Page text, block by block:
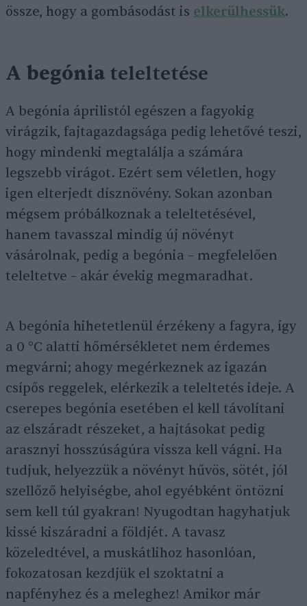
össze, hogy a gombásodást is elkerülhessük.
A begónia teleltetése
A begónia áprilistól egészen a fagyokig
virágzik, fajtagazdagsága pedig lehetővé teszi,
hogy mindenki megtalálja a számára
legszebb virágot. Ezért sem véletlen, hogy
igen elterjedt dísznövény. Sokan azonban
mégsem próbálkoznak a teleltetésével,
hanem tavasszal mindig új növényt
vásárolnak, pedig a begónia – megfelelően
teleltetve – akár évekig megmaradhat.
A begónia hihetetlenül érzékeny a fagyra, így
a 0 °C alatti hőmérsékletet nem érdemes
megvárni; ahogy megérkeznek az igazán
csípős reggelek, elérkezik a teleltetés ideje. A
cserepes begónia esetében el kell távolítani
az elszáradt részeket, a hajtásokat pedig
arasznyi hosszúságúra vissza kell vágni. Ha
tudjuk, helyezzük a növényt hűvös, sötét, jól
szellőző helyiségbe, ahol egyébként öntözni
sem kell túl gyakran! Nyugodtan hagyhatjuk
kissé kiszáradni a földjét. A tavasz
közeledtével, a muskátlihoz hasonlóan,
fokozatosan kezdjük el szoktatni a
napfényhez és a meleghez! Amikor már